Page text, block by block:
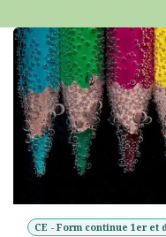
CE - Form continue 1er et